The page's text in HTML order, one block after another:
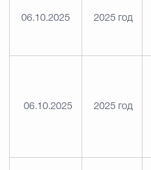
06.10.2025 2025 год
06.10.2025 2025 год